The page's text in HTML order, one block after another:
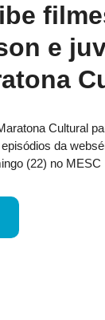
e
Cultural
da
(22) no MESC